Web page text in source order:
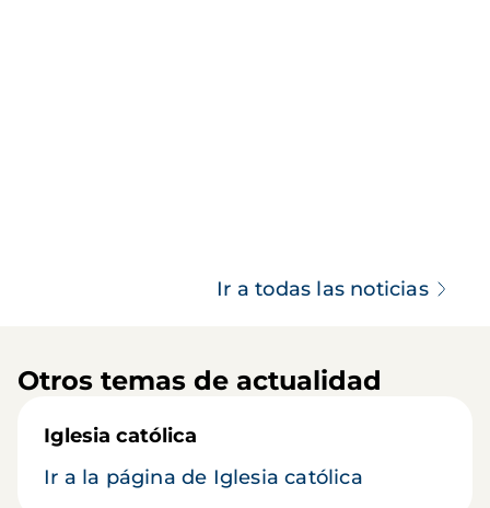
Ir a todas las noticias
Otros temas de actualidad
Iglesia católica
Ir a la página de Iglesia católica